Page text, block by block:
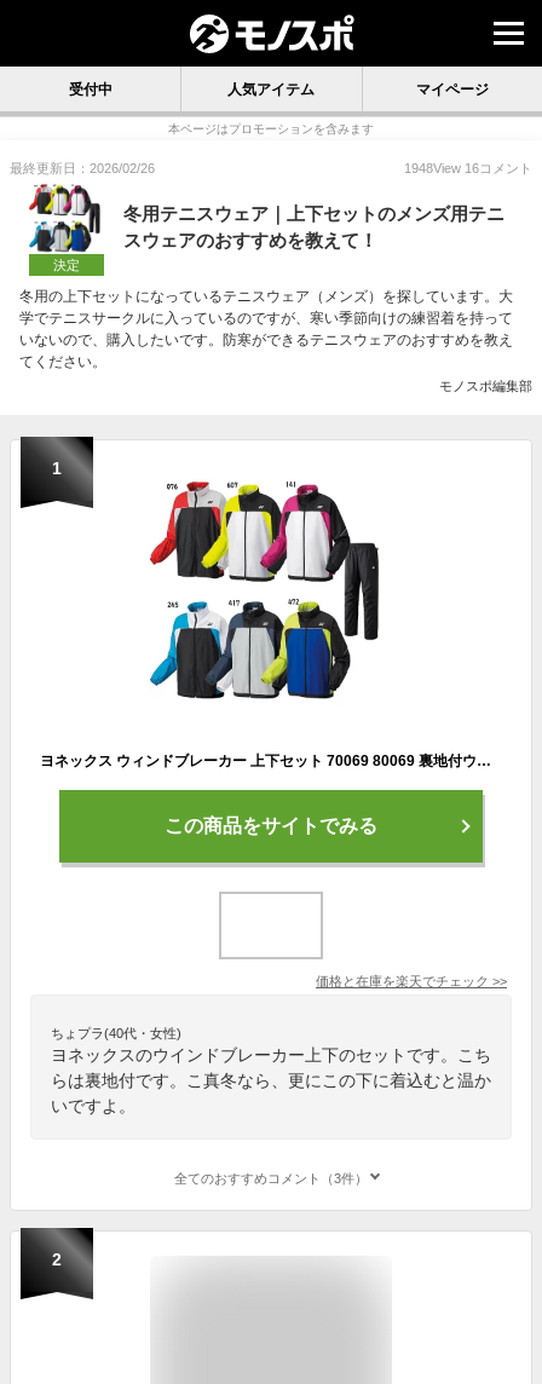
受付中 人気アイテム マイページ
本ページはプロモーションを含みます
最終更新日：2026/02/26 1948View 16コメント
決定
冬用テニスウェア｜上下セットのメンズ用テニ
スウェアのおすすめを教えて！
冬用の上下セットになっているテニスウェア（メンズ）を探しています。大
学でテニスサークルに入っているのですが、寒い季節向けの練習着を持って
いないので、購入したいです。防寒ができるテニスウェアのおすすめを教え
てください。
モノスポ編集部
1
ヨネックス ウィンドブレーカー 上下セット 70069 80069 裏地付ウィンドウォーマーシャツ・パンツ メンズ ユニセックス 2020AW 2020秋冬 防寒 あったか 寒さ対策
この商品をサイトでみる
価格と在庫を楽天でチェック >>
ちょプラ(40代・女性)
ヨネックスのウインドブレーカー上下のセットです。こち
らは裏地付です。こ真冬なら、更にこの下に着込むと温か
いですよ。
全てのおすすめコメント（3件）
2